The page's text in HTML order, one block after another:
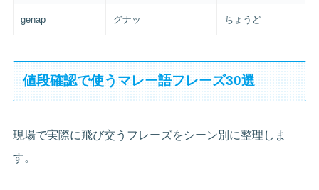
genap グナッ ちょうど
値段確認で使うマレー語フレーズ30選
現場で実際に飛び交うフレーズをシーン別に整理しま
す。